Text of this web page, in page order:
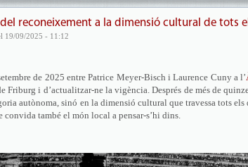
reconeixement a la dimensió cultural de tots
19/09/2025 - 11:12
de 2025 entre Patrice Meyer-Bisch i Laurence Cuny a l’
Friburg i d’actualitzar-ne la vigència. Després de més de
autònoma, sinó en la dimensió cultural que travessa tots els
convida també el món local a pensar-s’hi dins.